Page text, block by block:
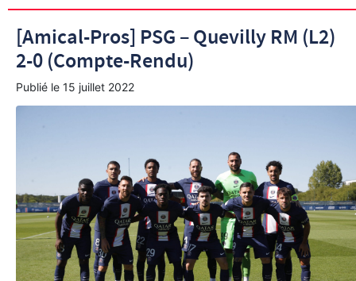
[Amical-Pros] PSG – Quevilly RM (L2)
2-0 (Compte-Rendu)
Publié le 15 juillet 2022